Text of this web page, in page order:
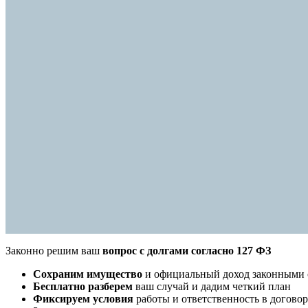
Законно решим ваш вопрос с долгами согласно 127 ФЗ
Cохраним имущество и официальный доход законными
Бесплатно разберем ваш случай и дадим четкий план
Фиксируем условия работы и ответственность в